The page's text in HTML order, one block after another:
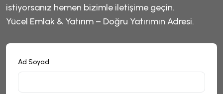
istiyorsanız hemen bizimle iletişime geçin.
Yücel Emlak & Yatırım – Doğru Yatırımın Adresi.
Ad Soyad